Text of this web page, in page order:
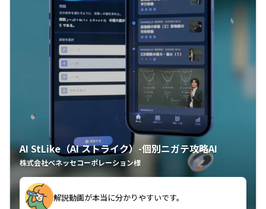
AI StLike（AI ストライク）-個別ニガテ攻略AI
株式会社ベネッセコーポレーション様
古文漢文を主に使わせていただいているが、復習する
のに非常に役立っている。
解説動画が本当に分かりやすいです。